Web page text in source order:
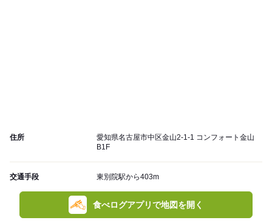
住所
愛知県名古屋市中区金山2-1-1 コンフォート金山
B1F
交通手段 東別院駅から403m
食べログアプリで地図を開く